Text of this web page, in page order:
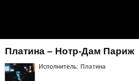
Платина – Нотр-Дам Париж
Исполнитель: Платина